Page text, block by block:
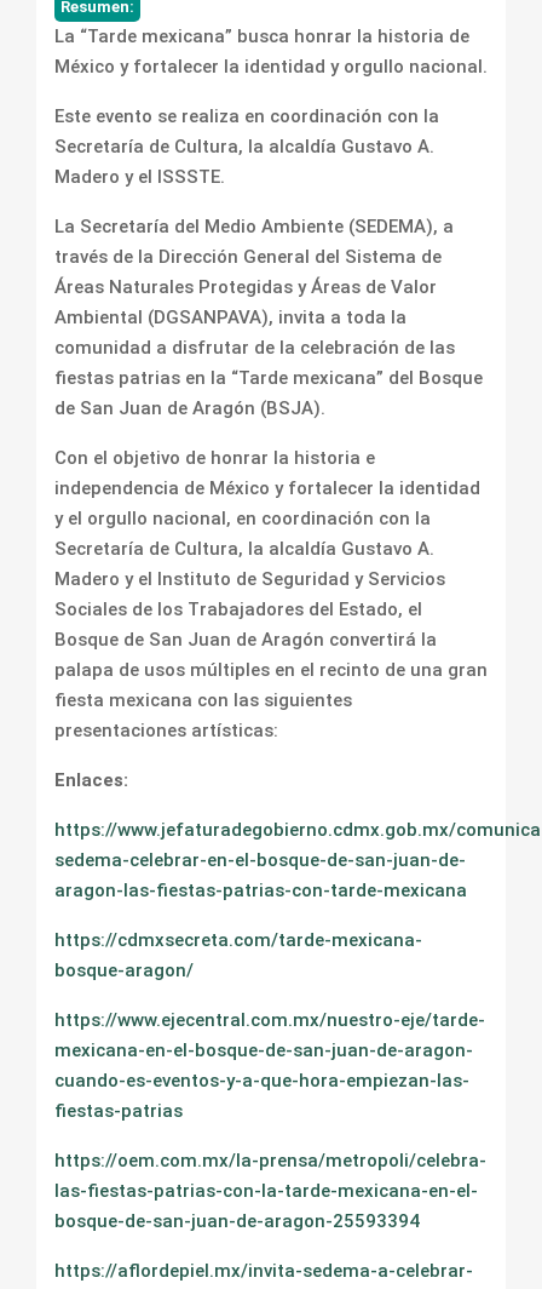
Resumen:
La “Tarde mexicana” busca honrar la historia de
México y fortalecer la identidad y orgullo nacional.
Este evento se realiza en coordinación con la
Secretaría de Cultura, la alcaldía Gustavo A.
Madero y el ISSSTE.
La Secretaría del Medio Ambiente (SEDEMA), a
través de la Dirección General del Sistema de
Áreas Naturales Protegidas y Áreas de Valor
Ambiental (DGSANPAVA), invita a toda la
comunidad a disfrutar de la celebración de las
fiestas patrias en la “Tarde mexicana” del Bosque
de San Juan de Aragón (BSJA).
Con el objetivo de honrar la historia e
independencia de México y fortalecer la identidad
y el orgullo nacional, en coordinación con la
Secretaría de Cultura, la alcaldía Gustavo A.
Madero y el Instituto de Seguridad y Servicios
Sociales de los Trabajadores del Estado, el
Bosque de San Juan de Aragón convertirá la
palapa de usos múltiples en el recinto de una gran
fiesta mexicana con las siguientes
presentaciones artísticas:
Enlaces:
https://www.jefaturadegobierno.cdmx.gob.mx/
sedema-celebrar-en-el-bosque-de-san-juan-de-
aragon-las-fiestas-patrias-con-tarde-mexicana
https://cdmxsecreta.com/tarde-mexicana-
bosque-aragon/
https://www.ejecentral.com.mx/nuestro-eje/tarde-
mexicana-en-el-bosque-de-san-juan-de-aragon-
cuando-es-eventos-y-a-que-hora-empiezan-las-
fiestas-patrias
https://oem.com.mx/la-prensa/metropoli/celebra-
las-fiestas-patrias-con-la-tarde-mexicana-en-el-
bosque-de-san-juan-de-aragon-25593394
https://aflordepiel.mx/invita-sedema-a-celebrar-